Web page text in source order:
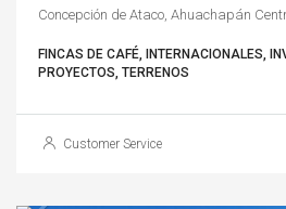
FINCAS DE CAFÉ, INTERNACIONALES,
PROYECTOS, TERRENOS
Customer Service